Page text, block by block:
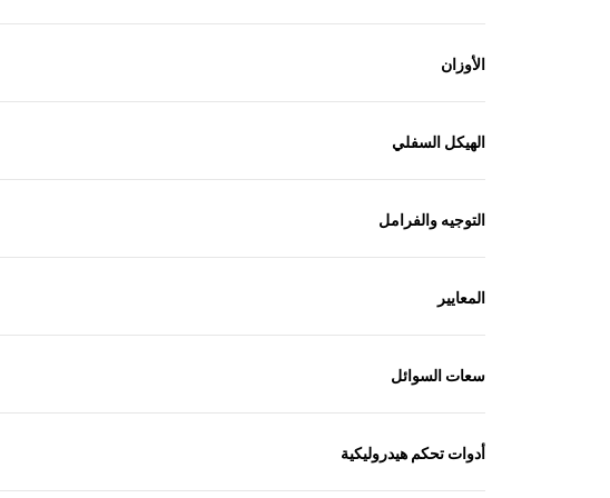
الأوزان
الهيكل السفلي
التوجيه والفرامل
المعايير
سعات السوائل
أدوات تحكم هيدروليكية